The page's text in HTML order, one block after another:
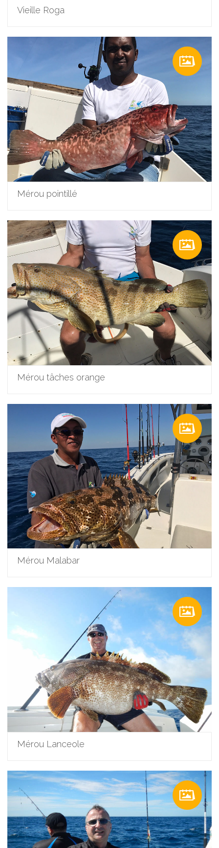
Vieille Roga
Mérou pointillé
Mérou tâches orange
Mérou Malabar
Mérou Lanceole